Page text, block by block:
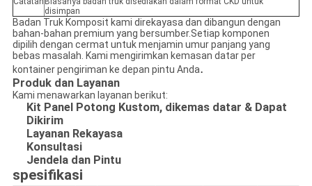
disimpan
Badan Truk Komposit kami direkayasa dan dibangun dengan
bahan-bahan premium yang bersumber.Setiap komponen
dipilih dengan cermat untuk menjamin umur panjang yang
bebas masalah. Kami mengirimkan kemasan datar per
kontainer pengiriman ke depan pintu Anda.
Produk dan Layanan
Kami menawarkan layanan berikut:
Kit Panel Potong Kustom, dikemas datar & Dapat
Dikirim
Layanan Rekayasa
Konsultasi
Jendela dan Pintu
spesifikasi